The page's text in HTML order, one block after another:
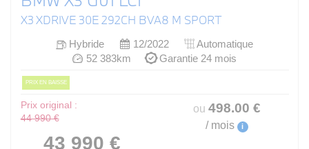
X3 XDRIVE 30E 292CH BVA8 M SPORT
Hybride 12/2022
Automatique
52 383km
Garantie 24 mois
PRIX EN BAISSE
Prix original :
44 990 €
43 990 €
ou 498.00 €
/ mois i